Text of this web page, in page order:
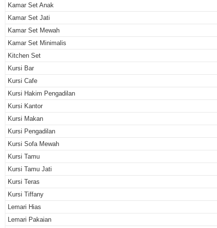
Kamar Set Anak
Kamar Set Jati
Kamar Set Mewah
Kamar Set Minimalis
Kitchen Set
Kursi Bar
Kursi Cafe
Kursi Hakim Pengadilan
Kursi Kantor
Kursi Makan
Kursi Pengadilan
Kursi Sofa Mewah
Kursi Tamu
Kursi Tamu Jati
Kursi Teras
Kursi Tiffany
Lemari Hias
Lemari Pakaian